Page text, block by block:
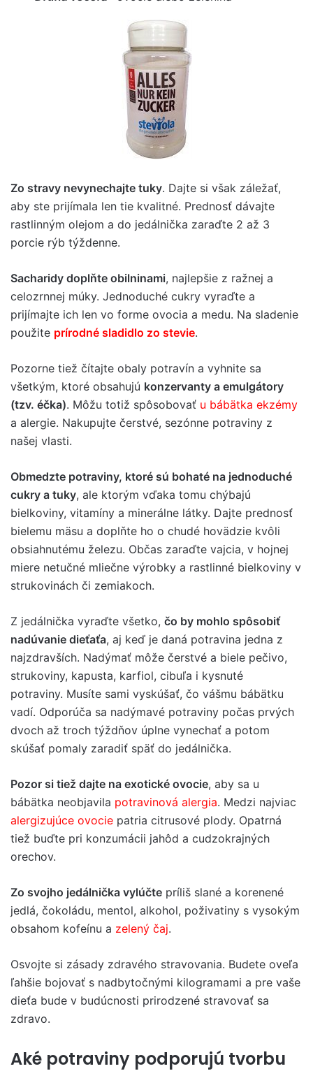
Zo stravy nevynechajte tuky. Dajte si však záležať,
aby ste prijímala len tie kvalitné. Prednosť dávajte
rastlinným olejom a do jedálnička zaraďte 2 až 3
porcie rýb týždenne.
Sacharidy doplňte obilninami, najlepšie z ražnej a
celozrnnej múky. Jednoduché cukry vyraďte a
prijímajte ich len vo forme ovocia a medu. Na sladenie
použite prírodné sladidlo zo stevie.
Pozorne tiež čítajte obaly potravín a vyhnite sa
všetkým, ktoré obsahujú konzervanty a emulgátory
(tzv. éčka). Môžu totiž spôsobovať u bábätka ekzémy
a alergie. Nakupujte čerstvé, sezónne potraviny z
našej vlasti.
Obmedzte potraviny, ktoré sú bohaté na jednoduché
cukry a tuky, ale ktorým vďaka tomu chýbajú
bielkoviny, vitamíny a minerálne látky. Dajte prednosť
bielemu mäsu a doplňte ho o chudé hovädzie kvôli
obsiahnutému železu. Občas zaraďte vajcia, v hojnej
miere netučné mliečne výrobky a rastlinné bielkoviny v
strukovinách či zemiakoch.
Z jedálnička vyraďte všetko, čo by mohlo spôsobiť
nadúvanie dieťaťa, aj keď je daná potravina jedna z
najzdravších. Nadýmať môže čerstvé a biele pečivo,
strukoviny, kapusta, karfiol, cibuľa i kysnuté
potraviny. Musíte sami vyskúšať, čo vášmu bábätku
vadí. Odporúča sa nadýmavé potraviny počas prvých
dvoch až troch týždňov úplne vynechať a potom
skúšať pomaly zaradiť späť do jedálnička.
Pozor si tiež dajte na exotické ovocie, aby sa u
bábätka neobjavila potravinová alergia. Medzi najviac
alergizujúce ovocie patria citrusové plody. Opatrná
tiež buďte pri konzumácii jahôd a cudzokrajných
orechov.
Zo svojho jedálnička vylúčte príliš slané a korenené
jedlá, čokoládu, mentol, alkohol, poživatiny s vysokým
obsahom kofeínu a zelený čaj.
Osvojte si zásady zdravého stravovania. Budete oveľa
ľahšie bojovať s nadbytočnými kilogramami a pre vaše
dieťa bude v budúcnosti prirodzené stravovať sa
zdravo.
Aké potraviny podporujú tvorbu